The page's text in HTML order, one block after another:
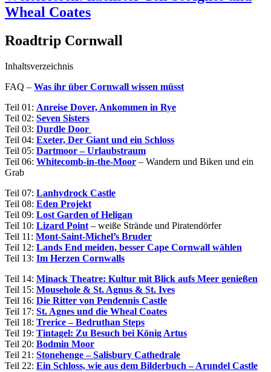
Wheal Coates
Roadtrip Cornwall
Inhaltsverzeichnis
FAQ – Was ihr über Cornwall wissen müsst
Teil 01: Anreise Dover, Ankommen in Rye
Teil 02: Seven Sisters
Teil 03: Durdle Door
Teil 04: Exeter, Der Giant und ein Schloss
Teil 05: Dartmoor – Urlaubstraum
Teil 06: Whitecomb-in-the-Moor – Wandern und Biken und ein
Grab
Teil 07: Lanhydrock Castle
Teil 08: Eden Projekt
Teil 09: Lost Garden of Heligan
Teil 10: Lizard Point – weiße Strände und Piratendörfer
Teil 11: Mont-Saint-Michel’s Bruder
Teil 12: Lands End meiden, besser Cape Cornwall wählen
Teil 13: Im Herzen Cornwalls
Teil 14: Minack Theatre: Kultur mit Blick aufs Meer genießen
Teil 15: Mousehole & St. Agnus & St. Ives
Teil 16: Die Ritter von Pendennis Castle
Teil 17: St. Agnes und die Wheal Coates
Teil 18: Trerice – Bedruthan Steps
Teil 19: Tintagel: Zu Besuch bei König Artus
Teil 20: Bodmin Moor
Teil 21: Stonehenge – Salisbury Cathedrale
Teil 22: Ein Schloss, wie aus dem Bilderbuch – Arundel Castle